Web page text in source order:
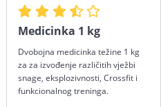
Medicinka 1 kg
Dvobojna medicinka težine 1 kg
za za izvođenje različitih vježbi
snage, eksplozivnosti, Crossfit i
funkcionalnog treninga.